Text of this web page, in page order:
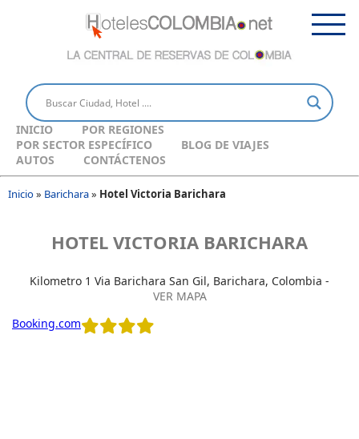
INICIO
POR REGIONES
POR SECTOR ESPECÍFICO
BLOG DE VIAJES
AUTOS
CONTÁCTENOS
Inicio» Barichara» Hotel Victoria Barichara
HOTEL VICTORIA BARICHARA
Kilometro 1 Via Barichara San Gil, Barichara, Colombia -
VER MAPA
Booking.com